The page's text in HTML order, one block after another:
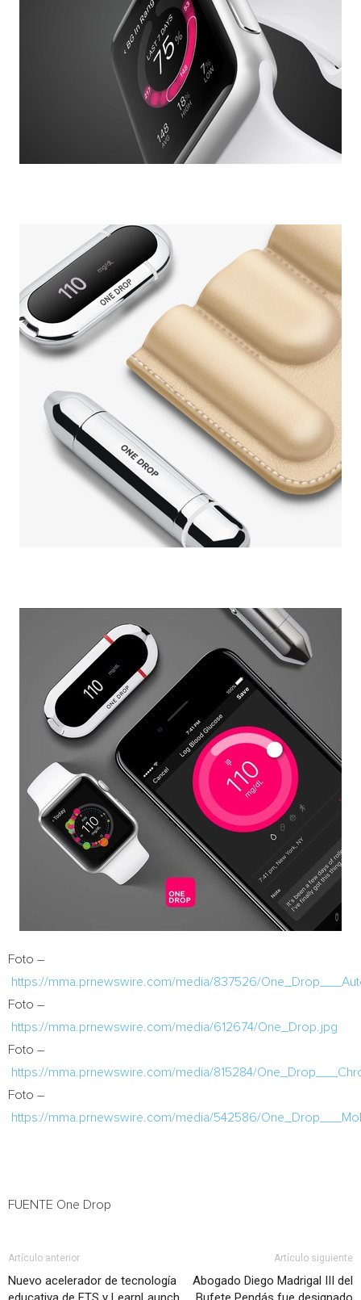
Foto –
https://mma.prnewswire.com/media/837526/
Foto –
https://mma.prnewswire.com/media/612674/One_Drop.jpg
Foto –
https://mma.prnewswire.com/media/815284/
Foto –
https://mma.prnewswire.com/media/542586/
FUENTE One Drop
Artículo anterior
Nuevo acelerador de tecnología
Artículo siguiente
Abogado Diego Madrigal III del